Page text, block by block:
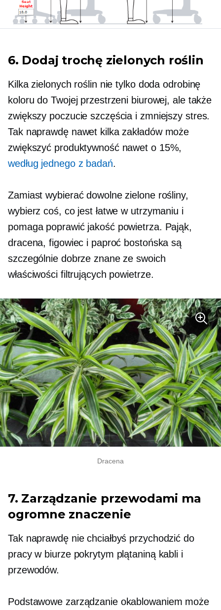
6. Dodaj trochę zielonych roślin
Kilka zielonych roślin nie tylko doda odrobinę
koloru do Twojej przestrzeni biurowej, ale także
zwiększy poczucie szczęścia i zmniejszy stres.
Tak naprawdę nawet kilka zakładów może
zwiększyć produktywność nawet o 15%,
według jednego z badań.
Zamiast wybierać dowolne zielone rośliny,
wybierz coś, co jest łatwe w utrzymaniu i
pomaga poprawić jakość powietrza. Pająk,
dracena, figowiec i paproć bostońska są
szczególnie dobrze znane ze swoich
właściwości filtrujących powietrze.
Dracena
7. Zarządzanie przewodami ma
ogromne znaczenie
Tak naprawdę nie chciałbyś przychodzić do
pracy w biurze pokrytym plątaniną kabli i
przewodów.
Podstawowe zarządzanie okablowaniem może